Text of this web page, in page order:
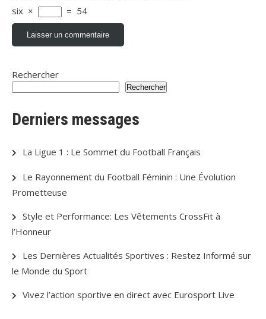
six × = 54
Rechercher
Rechercher
Derniers messages
La Ligue 1 : Le Sommet du Football Français
Le Rayonnement du Football Féminin : Une Évolution
Prometteuse
Style et Performance: Les Vêtements CrossFit à
l’Honneur
Les Dernières Actualités Sportives : Restez Informé sur
le Monde du Sport
Vivez l’action sportive en direct avec Eurosport Live